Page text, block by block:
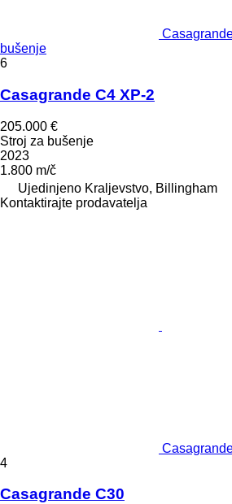
bušenje
6
Casagrande C4 XP-2
205.000 €
Stroj za bušenje
2023
1.800 m/č
Ujedinjeno Kraljevstvo, Billingham
Kontaktirajte prodavatelja
4
Casagrande C30